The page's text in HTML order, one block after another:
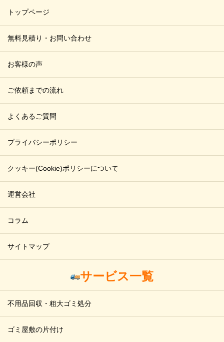
トップページ
無料見積り・お問い合わせ
お客様の声
ご依頼までの流れ
よくあるご質問
プライバシーポリシー
クッキー(Cookie)ポリシーについて
運営会社
コラム
サイトマップ
サービス一覧
不用品回収・粗大ゴミ処分
ゴミ屋敷の片付け